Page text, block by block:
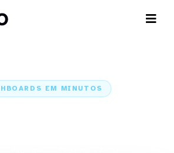
EM MINUTOS